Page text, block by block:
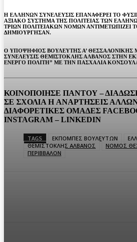
Η ΕΛΛΗΝΩΝ ΣΥΝΕΛΕΥΣΙΣ ΕΠΑΝΑΦΕΡΕΙ ΤΟ
ΑΞΙΑΚΟ ΣΥΣΤΗΜΑ ΤΗΣ ΠΟΛΙΤΕΙΑΣ ΤΩΝ
ΤΡΙΩΝ ΠΟΛΙΤΕΙΑΚΩΝ ΝΟΜΩΝ ΑΝΤΙΜΕΤΩΠΙΖΕΙ
ΔΗΜΙΟΥΡΓΗΣΑΝ.
Ο ΥΠΟΨΗΦΙΟΣ ΒΟΥΛΕΥΤΗΣ Α’ ΘΕΣΣΑΛΟΝΙΚΗΣ
ΣΥΝΕΛΕΥΣΙΣ ΘΕΜΙΣΤΟΚΛΗΣ ΑΛΒΑΝΟΣ ΣΤΗΝ
ΕΝΕΡΓΟ ΠΟΛΙΤΗ” ΜΕ ΤΗΝ ΠΑΣΧΑΛΙΑ ΚΟΝΣΟΥΛΑ
ΚΟΙΝΟΠΟΙΗΣΕ ΠΑΝΤΟΥ –
ΣΕ ΣΧΟΛΙΑ H ΑΝAΡΤΗΣΕΙΣ ΑΛΛΩΝ
ΔΙΑΦΟΡΕTIKEΣ ΟΜΑΔΕΣ
INSTAGRAM – LINKEDIN
TAGS ΕΚΠΟΜΠΕΣ ΒΟΥΛΕΥΤΩΝ
ΘΕΜΙΣΤΟΚΛΗΣ ΑΛΒΑΝΟΣ
ΝΟΜΟΣ
ΠΕΡΙΒΒΑΛΟΝ